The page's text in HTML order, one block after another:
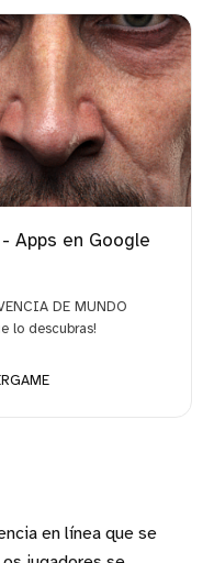
Apps en Google
DE MUNDO
lo descubras!
en línea que se